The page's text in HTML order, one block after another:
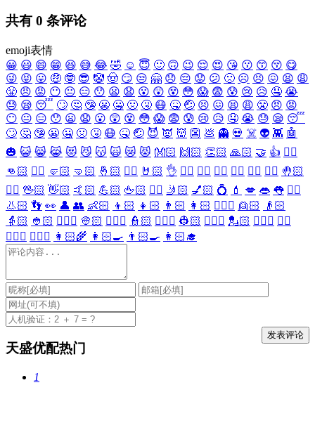
共有 0 条评论
emoji表情
😀 😃 😄 😁 😆 😅 😂 🤣 ☺️ 😇 🙂 🙃 😉 😌 😍 😘 😗 😙 😚 😋
😜 😝 😛 🤑 🤓 😎 🤡 🤠 😏 😒 🤗 😞 😔 😟 😕 🙁 ☹️ 😣 😖 😫 😩
😤 😠 😡 😶 😐 😑 😯 😦 😧 😮 😲 😵 😳 😱 😨 😰 😢 😥 🤤 😭
😓 😪 😴 🙄 🤔 🤥 😬 🤐 🤢 🤧 😷 🤒 🤕 😣 😖 😫 😩 😤 😠 😡
😶 😐 😑 😯 😦 😧 😮 😲 😵 😳 😱 😨 😰 😢 😥 🤤 😭 😓 😪 😴
🙄 🤔 🤥 😬 🤐 🤢 🤧 😷 🤒 🤕 😈 👿 👹 👺 💩 👻 💀 ☠️ 👽 👾 🤖
🎃 😺 😸 😹 😻 😼 😽 🙀 😿 😾 👐🏻 🙌🏻 👏🏻 🙏🏻 🤝 👍 👎🏻
👊🏻 ✊🏻 🤛🏻 🤜🏻 🤞🏻 ✌🏻 🤘🏻 👌 👈🏻 👉🏻 👆🏻 👇🏻 ☝🏻 ✋🏻 🤚🏻
🖐🏻 🖖🏻 👋🏻 🤙🏻 💪🏻 🖕🏻 ✍🏻 🤳🏻 💅🏻 💍 💄 💋 👄 👅 👂🏻
👃🏻 👣 👀 👤 👥 👶🏻 👦🏻 👧🏻 👨🏻 👩🏻 👱🏻‍♀️ 👱🏻
👴🏻
👵🏻 👲🏻 👳🏻‍♀️ 👳🏻 👮🏻‍♀️ 👮🏻 👷🏻‍♀️ 👷🏻 💂🏻‍♀️ 💂🏻 🕵🏻‍♀️ 🕵🏻
👩🏻‍⚕️ 👨🏻‍⚕️ 👩🏻‍🌾 👩🏻‍🍳 👨🏻‍🍳 👩🏻‍🎓
天盛优配热门
1